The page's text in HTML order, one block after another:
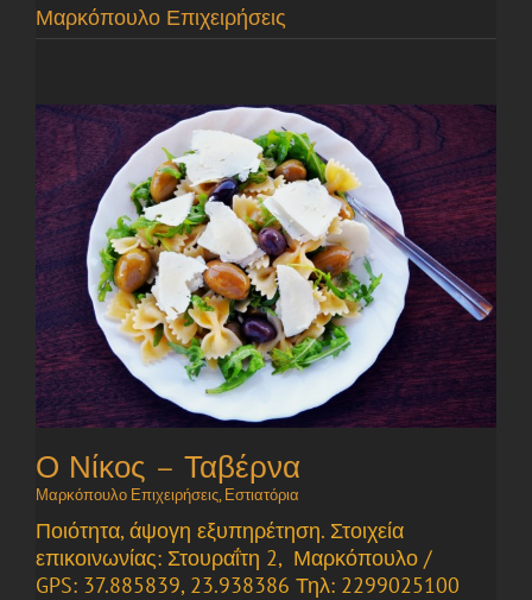
Μαρκόπουλο Επιχειρήσεις
Ο Νίκος – Ταβέρνα
Μαρκόπουλο Επιχειρήσεις, Εστιατόρια
Ποιότητα, άψογη εξυπηρέτηση. Στοιχεία
επικοινωνίας: Στουραΐτη 2, Μαρκόπουλο /
GPS: 37.885839, 23.938386 Τηλ: 2299025100